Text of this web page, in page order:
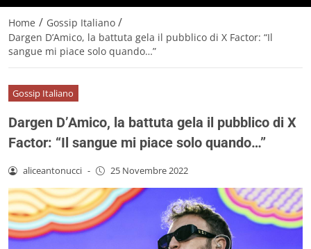
Home / Gossip Italiano /
Dargen D’Amico, la battuta gela il pubblico di X Factor: “Il
sangue mi piace solo quando…”
Gossip Italiano
Dargen D’Amico, la battuta gela il pubblico di X
Factor: “Il sangue mi piace solo quando…”
aliceantonucci - 25 Novembre 2022